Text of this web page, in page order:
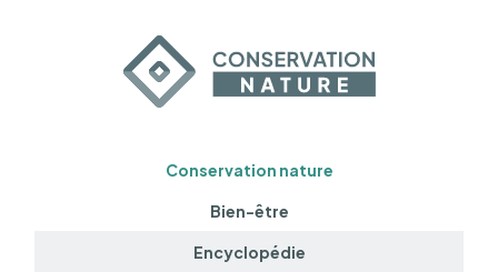
Conservation nature
Bien-être
Encyclopédie